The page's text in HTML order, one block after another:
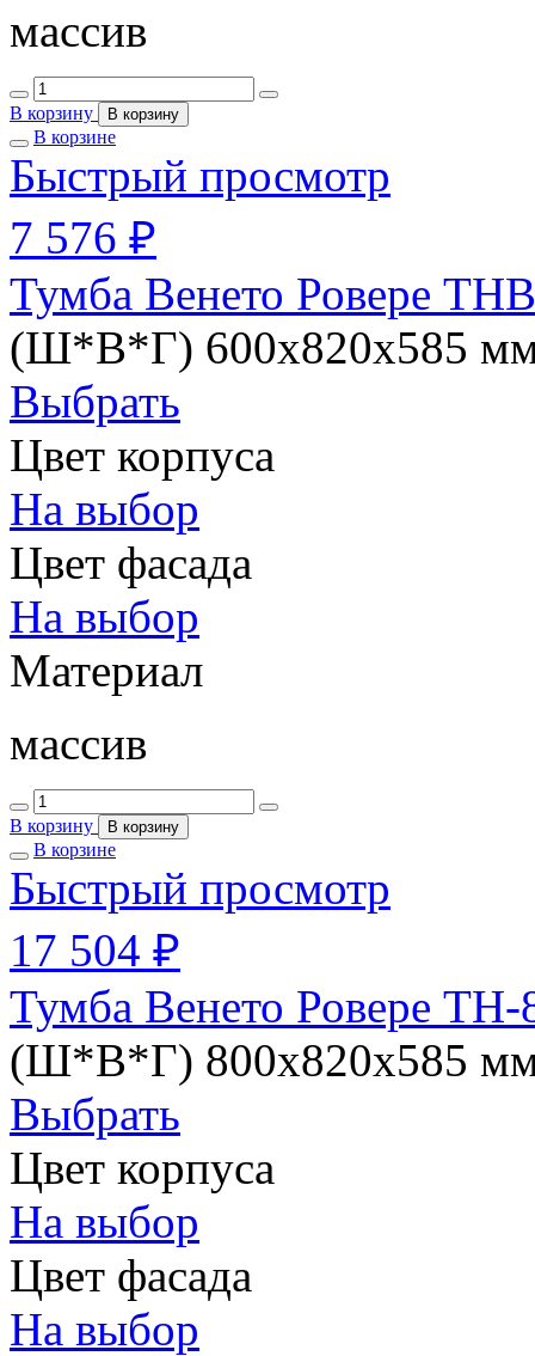
массив
В корзину В корзину
В корзине
Быстрый просмотр
7 576 ₽
Тумба Венето Ровере
(Ш*В*Г) 600х820х585
Выбрать
Цвет корпуса
На выбор
Цвет фасада
На выбор
Материал
массив
В корзину В корзину
В корзине
Быстрый просмотр
17 504 ₽
Тумба Венето Ровере ТН-
(Ш*В*Г) 800х820х585
Выбрать
Цвет корпуса
На выбор
Цвет фасада
На выбор